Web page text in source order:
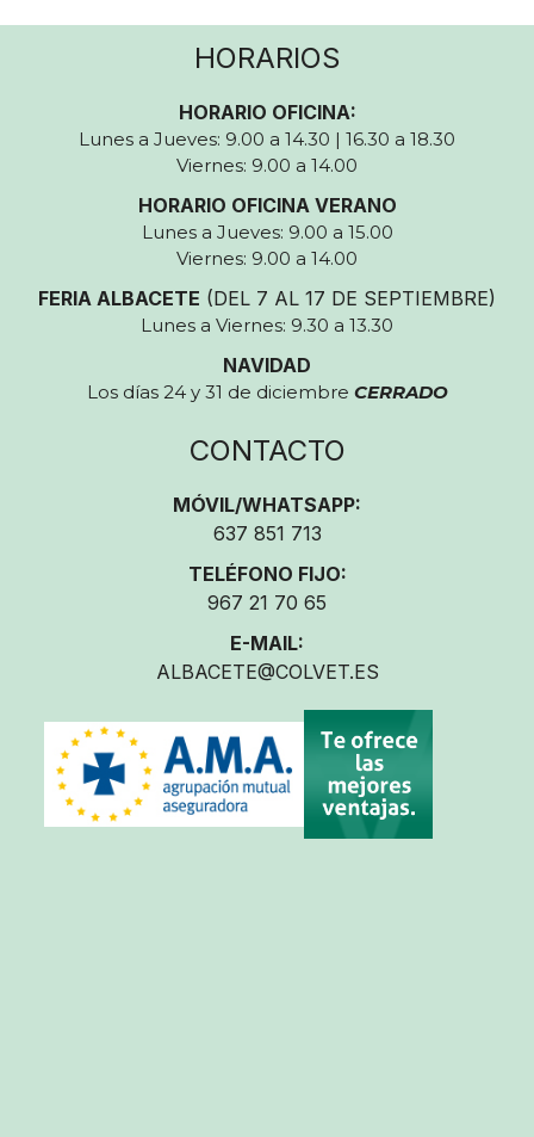
HORARIOS
HORARIO OFICINA:
Lunes a Jueves: 9.00 a 14.30 | 16.30 a 18.30
Viernes: 9.00 a 14.00
HORARIO OFICINA VERANO
Lunes a Jueves: 9.00 a 15.00
Viernes: 9.00 a 14.00
FERIA ALBACETE (DEL 7 AL 17 DE SEPTIEMBRE)
Lunes a Viernes: 9.30 a 13.30
NAVIDAD
Los días 24 y 31 de diciembre CERRADO
CONTACTO
MÓVIL/WHATSAPP:
637 851 713
TELÉFONO FIJO:
967 21 70 65
E-MAIL:
ALBACETE@COLVET.ES